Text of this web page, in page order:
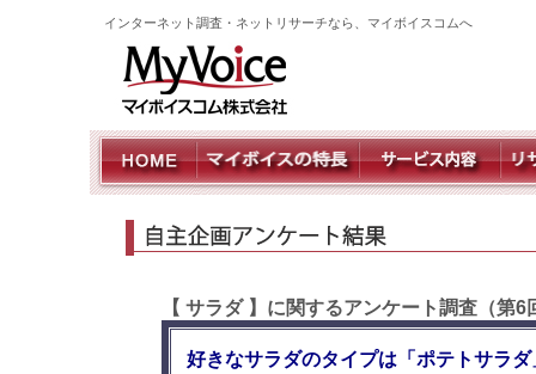
インターネット調査・ネットリサーチなら、マイボイスコムへ
【 サラダ 】に関するアンケート調査（第6
好きなサラダのタイプは「ポテトサラ